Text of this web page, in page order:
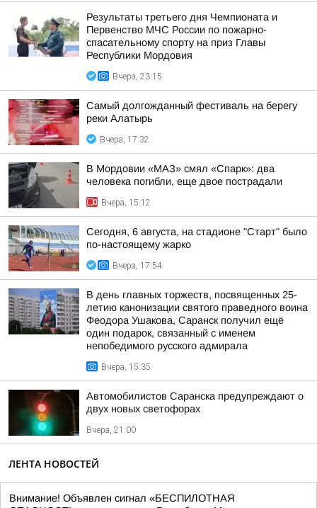
Результаты третьего дня Чемпионата и
Первенство МЧС России по пожарно-
спасательному спорту на приз Главы
Республики Мордовия
Вчера, 23:15
Самый долгожданный фестиваль на берегу
реки Алатырь
Вчера, 17:32
В Мордовии «МАЗ» смял «Спарк»: два
человека погибли, еще двое пострадали
Вчера, 15:12
Сегодня, 6 августа, на стадионе "Старт" было
по-настоящему жарко
Вчера, 17:54
В день главных торжеств, посвященных 25-
летию канонизации святого праведного воина
Феодора Ушакова, Саранск получил ещё
один подарок, связанный с именем
непобедимого русского адмирала
Вчера, 15:35
Автомобилистов Саранска предупреждают о
двух новых светофорах
Вчера, 21:00
ЛЕНТА НОВОСТЕЙ
Внимание! Объявлен сигнал «БЕСПИЛОТНАЯ